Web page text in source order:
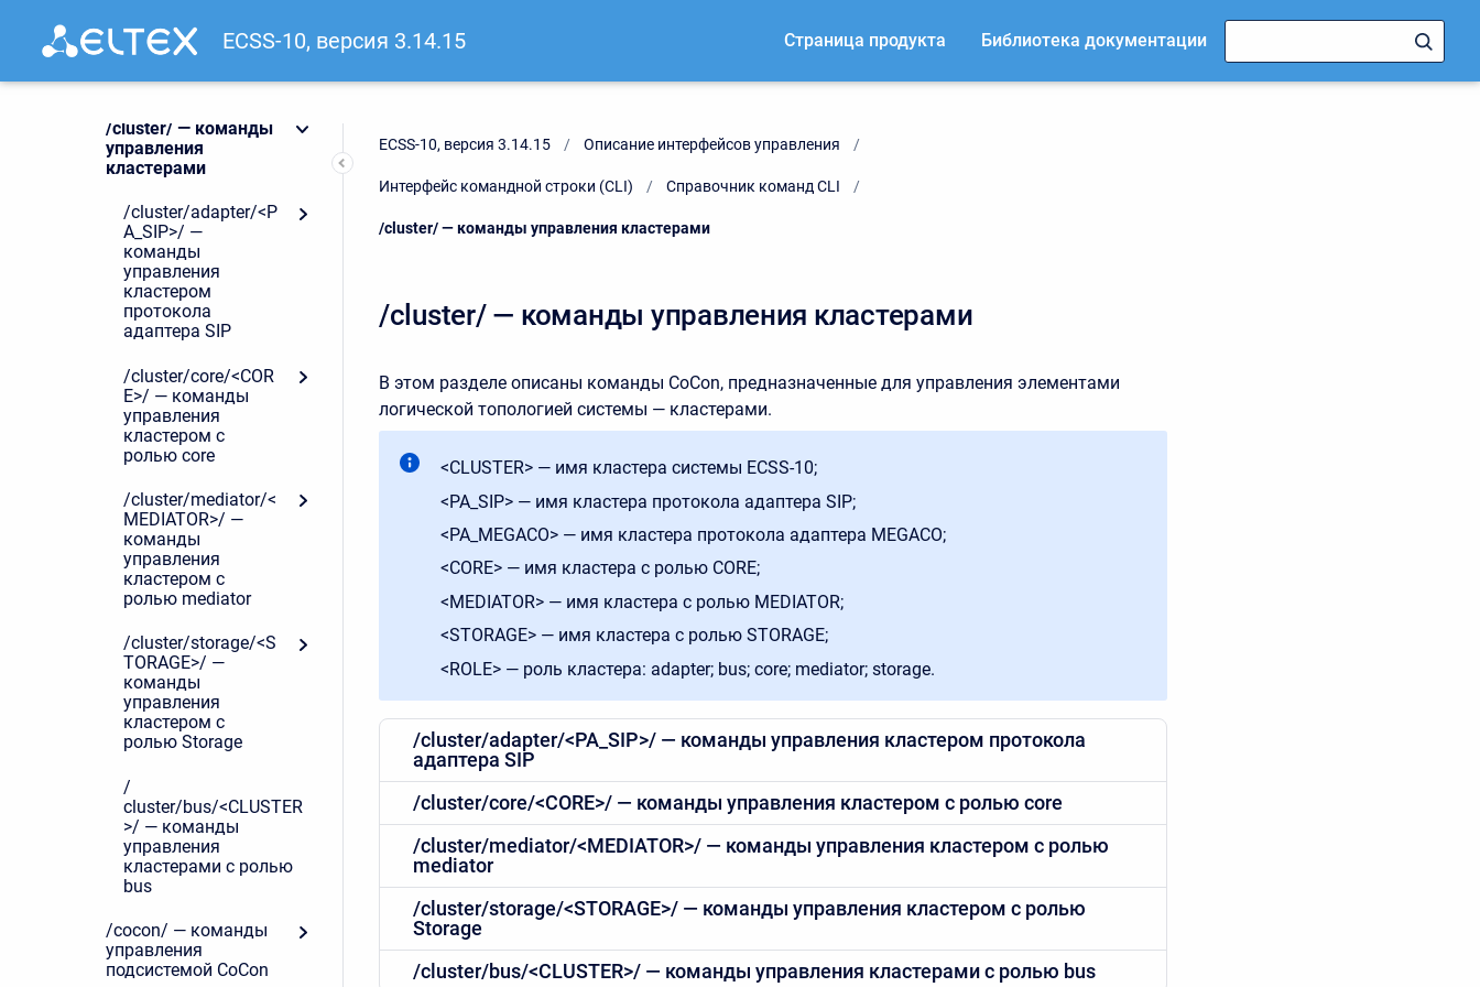
ECSS-10, версия 3.14.15 Страница продукта Библиотека документации
/bridge/ — команды
интерфейсами
/cluster/ — команды
управления
кластерами
/cluster/adapter/<P
A_SIP>/ —
команды
управления
кластером
протокола
адаптера SIP
/cluster/core/<COR
E>/ — команды
управления
кластером с
ролью core
/cluster/mediator/<
MEDIATOR>/ —
команды
управления
кластером с
ролью mediator
/cluster/storage/<S
TORAGE>/ —
команды
управления
кластером с
ролью Storage
/
сluster/bus/<CLUSTER
>/ — команды
управления
кластерами с ролью
bus
/cocon/ — команды
управления
подсистемой CoCon
ECSS-10, версия 3.14.15 Описание интерфейсов управления
Интерфейс командной строки (CLI) Справочник команд CLI
Current:
/cluster/ — команды управления кластерами
/cluster/ — команды управления кластерами
В этом разделе описаны команды CoCon, предназначенные для управления элементами
логической топологией системы — кластерами.
<CLUSTER> — имя кластера системы ECSS-10;
<PA_SIP> — имя кластера протокола адаптера SIP;
<PA_MEGACO> — имя кластера протокола адаптера MEGACO;
<CORE> — имя кластера с ролью CORE;
<MEDIATOR> — имя кластера с ролью MEDIATOR;
<STORAGE> — имя кластера с ролью STORAGE;
<ROLE> — роль кластера: adapter; bus; core; mediator; storage.
/cluster/adapter/<PA_SIP>/ — команды управления кластером протокола
адаптера SIP
/cluster/core/<CORE>/ — команды управления кластером с ролью core
/cluster/mediator/<MEDIATOR>/ — команды управления кластером с ролью
mediator
/cluster/storage/<STORAGE>/ — команды управления кластером с ролью
Storage
/сluster/bus/<CLUSTER>/ — команды управления кластерами с ролью bus